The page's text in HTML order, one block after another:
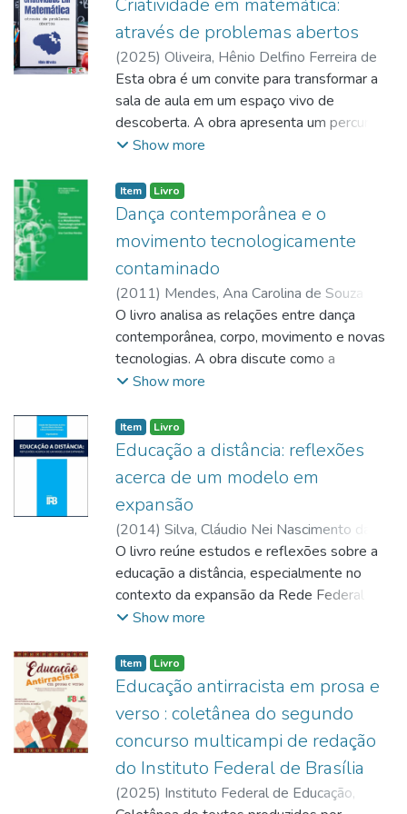
formas de representação, pseudocódigo,
tipos de dados, variáveis, constantes,
operadores, comandos de entrada e saída,
estruturas de decisão, estruturas de
repetição, vetores, matrizes, pesquisa,
ordenação de dados, procedimentos e
funções. O material utiliza linguagem
ensino de programação em cursos técnicos.
através de problemas abertos
(2025) Oliveira, Hênio Delfino Ferreira de
Esta obra é um convite para transformar a
sala de aula em um espaço vivo de
descoberta. A obra apresenta um percurso
que combina fundamentos teóricos,
papel docente na promoção do pensamento
criativo. Ao longo de três partes, o(a)
leitor(a) é conduzido(a) a compreender o
conceito de criatividade na Matemática,
explorar o potencial dos problemas abertos
e refletir sobre práticas de ensino e
avaliação que valorizem a originalidade
dos(as) estudantes. Com atividades
dinâmicas e exemplos reais, o livro mostra
que a Matemática pode ser instigante,
Show more
Item Livro
Dança contemporânea e o
movimento tecnologicamente
contaminado
(2011) Mendes, Ana Carolina de Souza
Silva Dantas
O livro analisa as relações entre dança
contemporânea, corpo, movimento e novas
tecnologias. A obra discute como a
tecnocultura e as mídias digitais influenciam
modos de movimentação na dança,
propondo a ideia de movimento
tecnologicamente contaminado. A autora
parte de uma abordagem teórica e filosófica
para refletir sobre a dança contemporânea e
suas transformações técnicas, estéticas e
culturais.
Show more
Item Livro
Educação a distância: reflexões
acerca de um modelo em
expansão
(2014) Silva, Cláudio Nei Nascimento da
Machado, Veruska Ribeiro;Camargos,
Lidiane Szerwinsk
O livro reúne estudos e reflexões sobre a
educação a distância, especialmente no
contexto da expansão da Rede Federal de
Educação Técnica e Tecnológica. A obra
processos de ensino e aprendizagem,
tutoria, letramento digital, inclusão digital,
educação de adultos, educação corporativa
e uso de tecnologias em ambientes virtuais.
Os capítulos discutem desafios,
possibilidades e limites da educação a
distância como modelo educacional em
Show more
Item Livro
Educação antirracista em prosa e
verso : coletânea do segundo
concurso multicampi de redação
do Instituto Federal de Brasília
(2025) Instituto Federal de Educação,